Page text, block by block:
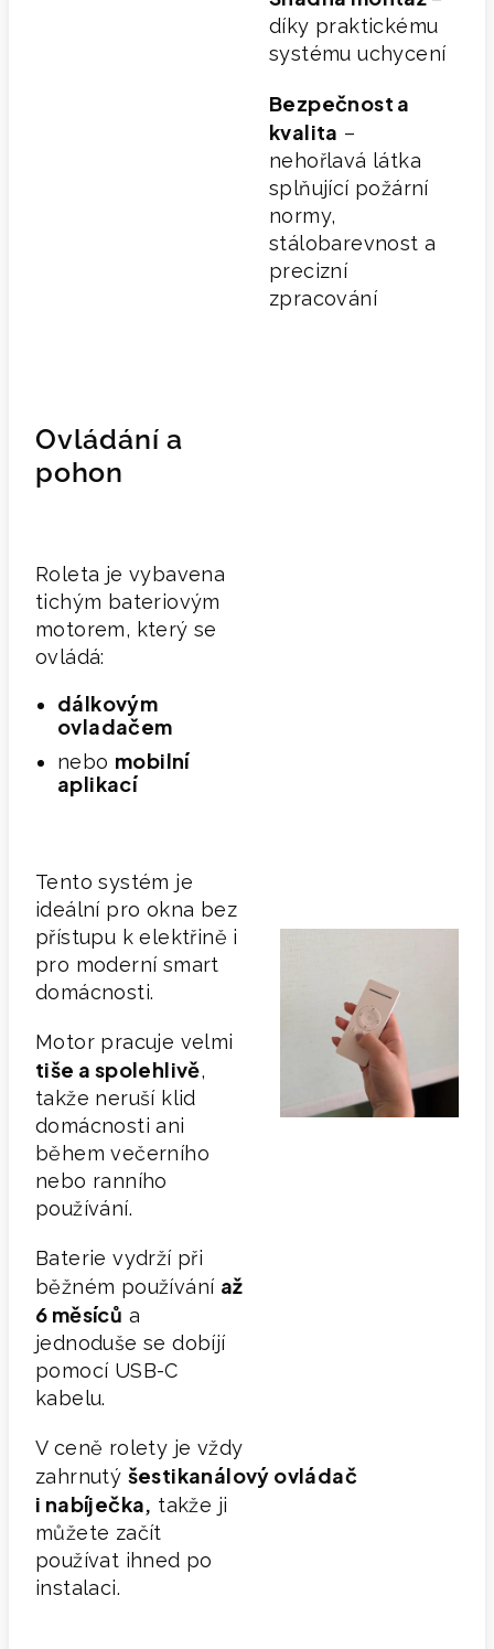
díky praktickému
systému uchycení
Bezpečnost a
kvalita –
nehořlavá látka
splňující požární
normy,
stálobarevnost a
precizní
zpracování
Ovládání a
pohon
Roleta je vybavena
tichým bateriovým
motorem, který se
ovládá:
dálkovým
ovladačem
nebo mobilní
aplikací
Tento systém je
ideální pro okna bez
přístupu k elektřině i
pro moderní smart
domácnosti.
Motor pracuje velmi
tiše a spolehlivě,
takže neruší klid
domácnosti ani
během večerního
nebo ranního
používání.
Baterie vydrží při
běžném používání až
6 měsíců a
jednoduše se dobíjí
pomocí USB-C
kabelu.
V ceně rolety je vždy
zahrnutý šestikanálový ovládač
i nabíječka, takže ji
můžete začít
používat ihned po
instalaci.